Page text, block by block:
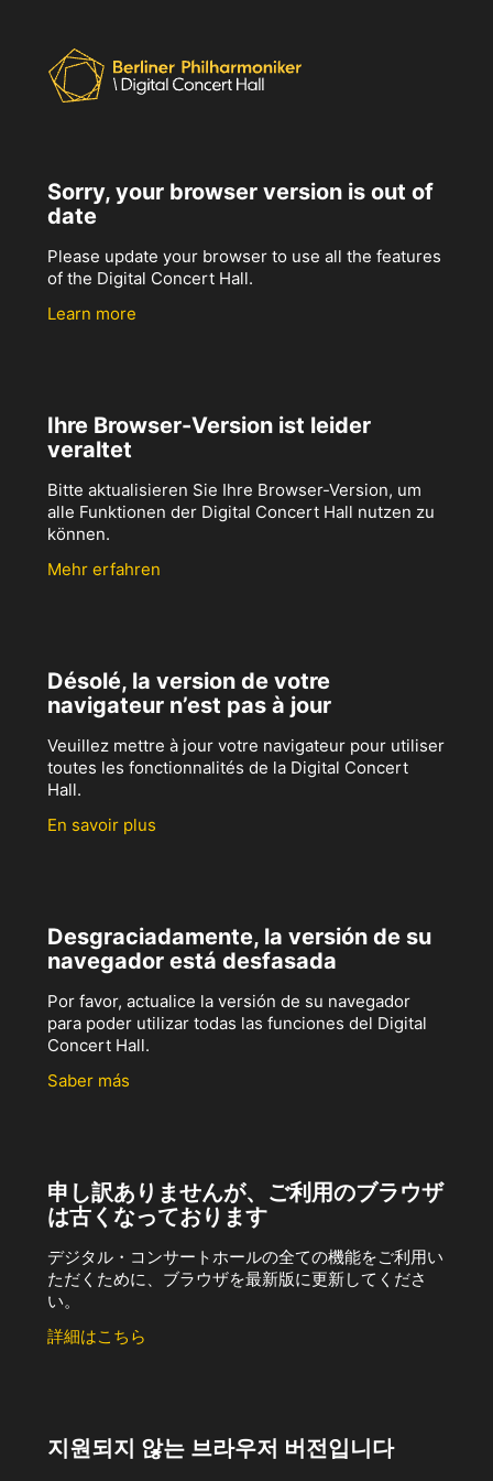
Sorry, your browser version is out of
date
Please update your browser to use all the features
of the Digital Concert Hall.
Learn more
Ihre Browser-Version ist leider
veraltet
Bitte aktualisieren Sie Ihre Browser-Version, um
alle Funktionen der Digital Concert Hall nutzen zu
können.
Mehr erfahren
Désolé, la version de votre
navigateur n’est pas à jour
Veuillez mettre à jour votre navigateur pour utiliser
toutes les fonctionnalités de la Digital Concert
Hall.
En savoir plus
Desgraciadamente, la versión de su
navegador está desfasada
Por favor, actualice la versión de su navegador
para poder utilizar todas las funciones del Digital
Concert Hall.
Saber más
申し訳ありませんが、ご利用のブラウザ
は古くなっております
デジタル・コンサートホールの全ての機能をご利用い
ただくために、ブラウザを最新版に更新してくださ
い。
詳細はこちら
지원되지 않는 브라우저 버전입니다